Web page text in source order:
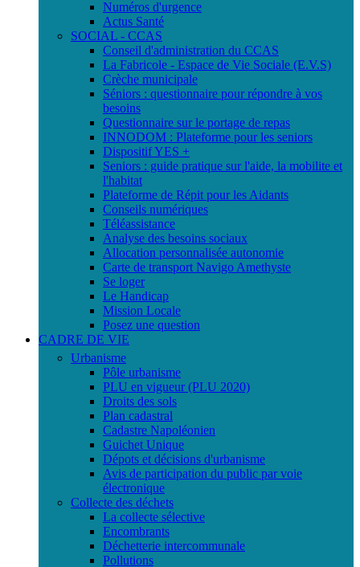
Numéros d'urgence
Actus Santé
SOCIAL - CCAS
Conseil d'administration du CCAS
La Fabricole - Espace de Vie Sociale (E.V.S)
Crèche municipale
Séniors : questionnaire pour répondre à vos
besoins
Questionnaire sur le portage de repas
INNODOM : Plateforme pour les seniors
Dispositif YES +
Seniors : guide pratique sur l'aide, la mobilite et
l'habitat
Plateforme de Répit pour les Aidants
Conseils numériques
Téléassistance
Analyse des besoins sociaux
Allocation personnalisée autonomie
Carte de transport Navigo Amethyste
Se loger
Le Handicap
Mission Locale
Posez une question
CADRE DE VIE
Urbanisme
Pôle urbanisme
PLU en vigueur (PLU 2020)
Droits des sols
Plan cadastral
Cadastre Napoléonien
Guichet Unique
Dépots et décisions d'urbanisme
Avis de participation du public par voie
électronique
Collecte des déchets
La collecte sélective
Encombrants
Déchetterie intercommunale
Pollutions